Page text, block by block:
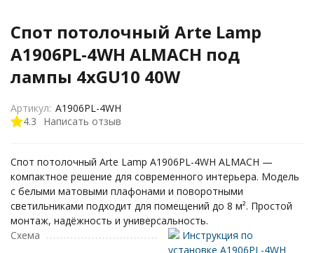
Спот потолочный Arte Lamp
A1906PL-4WH ALMACH под
лампы 4xGU10 40W
4.3 Написать отзыв
Артикул: A1906PL-4WH
Спот потолочный Arte Lamp A1906PL-4WH ALMACH —
компактное решение для современного интерьера. Модель
с белыми матовыми плафонами и поворотными
светильниками подходит для помещений до 8 м². Простой
монтаж, надёжность и универсальность.
Схема
Инструкция по
установке A1906PL-4WH